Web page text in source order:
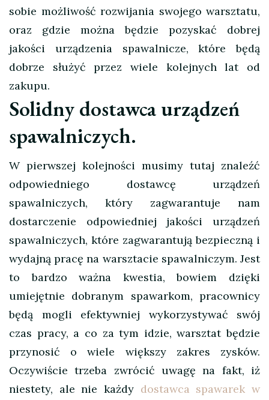
sobie możliwość rozwijania swojego warsztatu,
oraz gdzie można będzie pozyskać dobrej
jakości urządzenia spawalnicze, które będą
dobrze służyć przez wiele kolejnych lat od
zakupu.
Solidny dostawca urządzeń
spawalniczych.
W pierwszej kolejności musimy tutaj znaleźć
odpowiedniego dostawcę urządzeń
spawalniczych, który zagwarantuje nam
dostarczenie odpowiedniej jakości urządzeń
spawalniczych, które zagwarantują bezpieczną i
wydajną pracę na warsztacie spawalniczym. Jest
to bardzo ważna kwestia, bowiem dzięki
umiejętnie dobranym spawarkom, pracownicy
będą mogli efektywniej wykorzystywać swój
czas pracy, a co za tym idzie, warsztat będzie
przynosić o wiele większy zakres zysków.
Oczywiście trzeba zwrócić uwagę na fakt, iż
niestety, ale nie każdy dostawca spawarek w